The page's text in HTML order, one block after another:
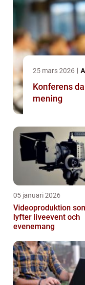
25 mars 2026
Konferens dalarna när
mening
05 januari 2026
Videoproduktion
lyfter liveevent och
evenemang